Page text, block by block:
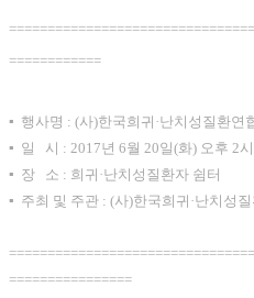
============
▪ 행사명 : (사)한국희귀·난치성질환연
▪ 일 시 : 2017년 6월 20일(화) 오후 2시
▪ 장 소 : 희귀·난치성질환자 쉼터
▪ 주최 및 주관 : (사)한국희귀·난치성질
================